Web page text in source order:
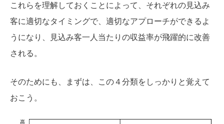
これらを理解しておくことによって、それぞれの見込み
客に適切なタイミングで、適切なアプローチができるよ
うになり、見込み客一人当たりの収益率が飛躍的に改善
される。
そのためにも、まずは、この４分類をしっかりと覚えて
おこう。